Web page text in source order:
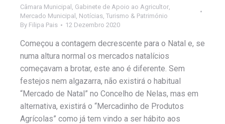
Câmara Municipal Gabinete de Apoio ao Agricultor
Mercado Municipal Notícias Turismo & Património
By Filipa Pais 12 Dezembro 2020
Começou a contagem decrescente para o Natal e, se
numa altura normal os mercados natalícios
começavam a brotar, este ano é diferente. Sem
festejos nem algazarra, não existirá o habitual
“Mercado de Natal” no Concelho de Nelas, mas em
alternativa, existirá o “Mercadinho de Produtos
Agrícolas” como já tem vindo a ser hábito aos